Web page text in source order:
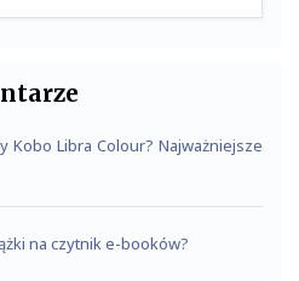
Kobo Libra Colour? Najważniejsze
na czytnik e-booków?